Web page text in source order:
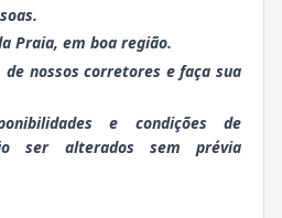
Praia, em boa região.
de nossos corretores e faça sua
e condições de
ser alterados sem prévia